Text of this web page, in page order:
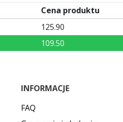
Cena produktu
125.90
109.50
INFORMACJE
FAQ